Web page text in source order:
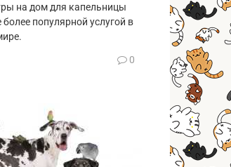
на дом для капельницы
более популярной услугой в
0